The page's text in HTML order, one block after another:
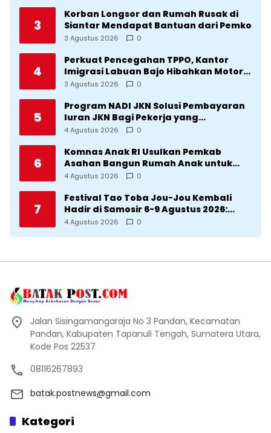
3
Korban Longsor dan Rumah Rusak di
Siantar Mendapat Bantuan dari Pemko
3 Agustus 2026 0
4
Perkuat Pencegahan TPPO, Kantor
Imigrasi Labuan Bajo Hibahkan Motor
Operasional ke Lima Desa di
3 Agustus 2026 0
5
Program NADI JKN Solusi Pembayaran
Iuran JKN Bagi Pekerja yang
Penghasilannya Tidak Tetap
4 Agustus 2026 0
6
Komnas Anak RI Usulkan Pemkab
Asahan Bangun Rumah Anak untuk
Korban Kekerasan
4 Agustus 2026 0
7
Festival Tao Toba Jou-Jou Kembali
Hadir di Samosir 6-9 Agustus 2026:
Datang Saksikan Kemeriahan dan Raih
4 Agustus 2026 0
Jalan Sisingamangaraja No 3 Pandan, Kecamatan
Pandan, Kabupaten Tapanuli Tengah, Sumatera Utara,
Kode Pos 22537
08116267893
batak.postnews@gmail.com
Kategori